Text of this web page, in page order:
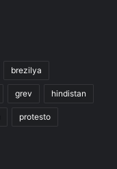
brezilya
grev hindistan
protesto